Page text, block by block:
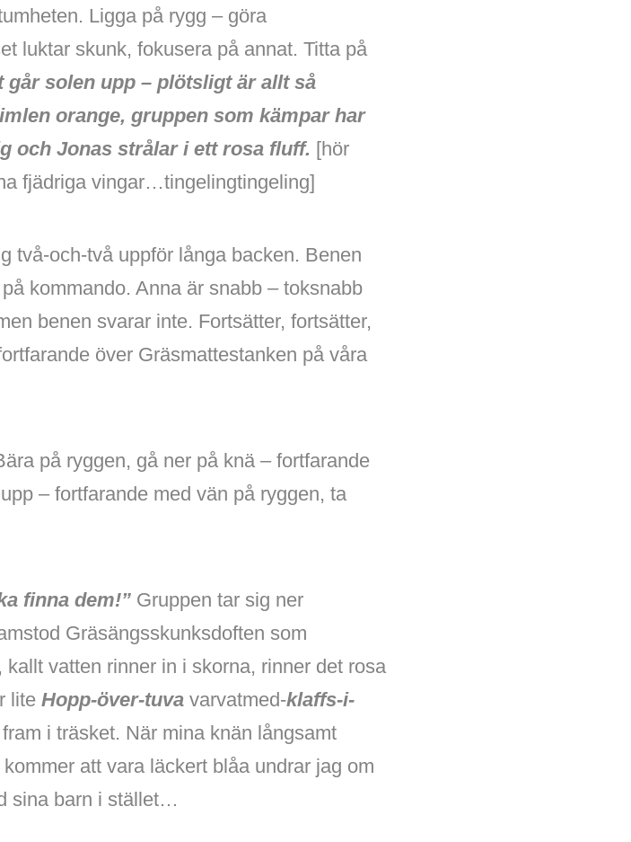
Ligga på rygg – göra
luktar skunk, fokusera på annat. Titta på
går solen upp – plötsligt är allt så
orange, gruppen som kämpar har
och Jonas strålar i ett rosa fluff. [hör
fjädriga vingar…tingelingtingeling]
två-och-två uppför långa backen. Benen
kommando. Anna är snabb – toksnabb
benen svarar inte. Fortsätter, fortsätter,
över Gräsmattestanken på våra
på ryggen, gå ner på knä – fortfarande
– fortfarande med vän på ryggen, ta
finna dem!” Gruppen tar sig ner
Gräsängsskunksdoften som
vatten rinner in i skorna, rinner det rosa
lite Hopp-över-tuva varvatmed-klaffs-i-
i träsket. När mina knän långsamt
att vara läckert blåa undrar jag om
sina barn i stället…